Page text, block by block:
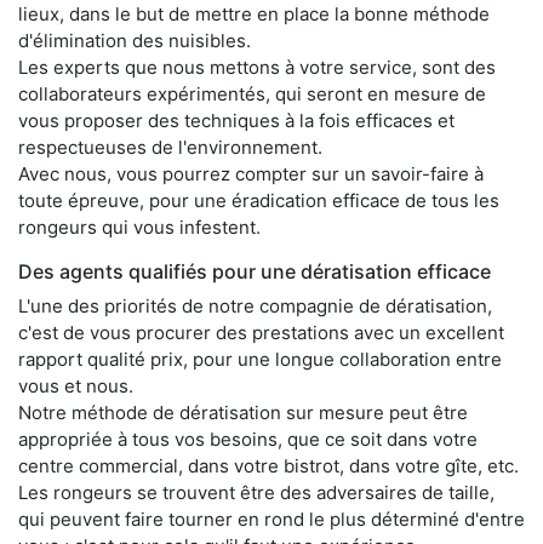
lieux, dans le but de mettre en place la bonne méthode
d'élimination des nuisibles.
Les experts que nous mettons à votre service, sont des
collaborateurs expérimentés, qui seront en mesure de
vous proposer des techniques à la fois efficaces et
respectueuses de l'environnement.
Avec nous, vous pourrez compter sur un savoir-faire à
toute épreuve, pour une éradication efficace de tous les
rongeurs qui vous infestent.
Des agents qualifiés pour une dératisation efficace
L'une des priorités de notre compagnie de dératisation,
c'est de vous procurer des prestations avec un excellent
rapport qualité prix, pour une longue collaboration entre
vous et nous.
Notre méthode de dératisation sur mesure peut être
appropriée à tous vos besoins, que ce soit dans votre
centre commercial, dans votre bistrot, dans votre gîte, etc.
Les rongeurs se trouvent être des adversaires de taille,
qui peuvent faire tourner en rond le plus déterminé d'entre